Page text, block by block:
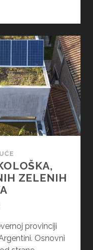
ZELENIH
provinciji
Osnovni